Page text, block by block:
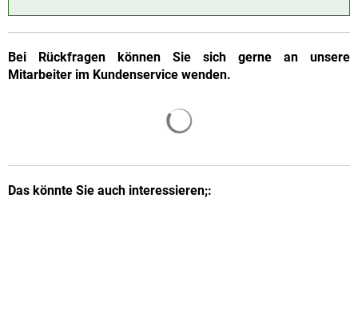
Bei Rückfragen können Sie sich gerne an unsere
Mitarbeiter im Kundenservice wenden.
Das könnte Sie auch interessieren;: